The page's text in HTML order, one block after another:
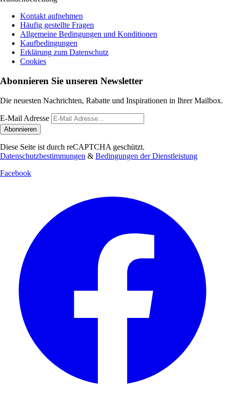
Kontakt aufnehmen
Häufig gestellte Fragen
Allgemeine Bedingungen und Konditionen
Kaufbedingungen
Erklärung zum Datenschutz
Cookies
Abonnieren Sie unseren Newsletter
Die neuesten Nachrichten, Rabatte und Inspirationen in Ihrer Mailbox.
E-Mail Adresse
Abonnieren
Diese Seite ist durch reCAPTCHA geschützt.
Datenschutzbestimmungen & Bedingungen der Dienstleistung
Facebook